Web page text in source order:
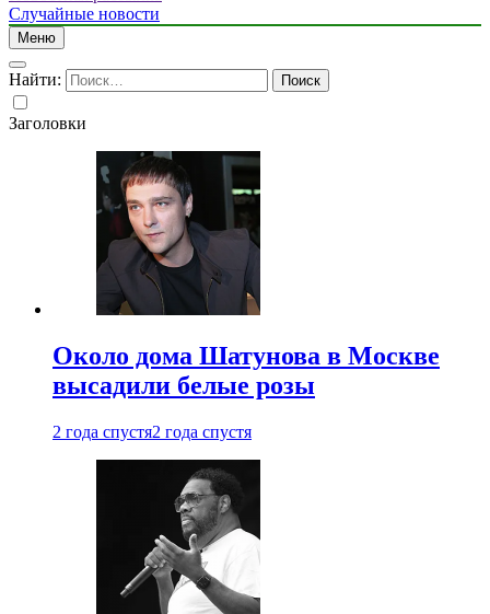
Случайные новости
Меню
Найти:
Заголовки
Около дома Шатунова в Москве
высадили белые розы
2 года спустя2 года спустя